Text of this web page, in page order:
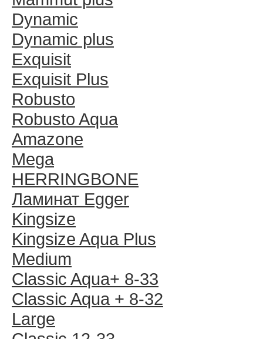
Dynamic
Dynamic plus
Exquisit
Exquisit Plus
Robusto
Robusto Aqua
Amazone
Mega
HERRINGBONE
Ламинат Egger
Kingsize
Kingsize Aqua Plus
Medium
Classic Aqua+ 8-33
Classic Aqua + 8-32
Large